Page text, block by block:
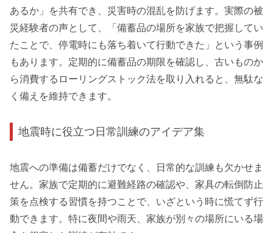
あるか」を共有でき、災害時の混乱を防げます。実際の被
災経験者の声として、「備蓄品の場所を家族で把握してい
たことで、停電時にも落ち着いて行動できた」という事例
もあります。定期的に備蓄品の期限を確認し、古いものか
ら消費するローリングストック法を取り入れると、無駄な
く備えを維持できます。
地震時に役立つ日常訓練のアイデア集
地震への準備は備蓄だけでなく、日常的な訓練も欠かせま
せん。家族で定期的に避難経路の確認や、家具の転倒防止
策を点検する習慣を持つことで、いざという時に慌てず行
動できます。特に夜間や雨天、家族が別々の場所にいる場